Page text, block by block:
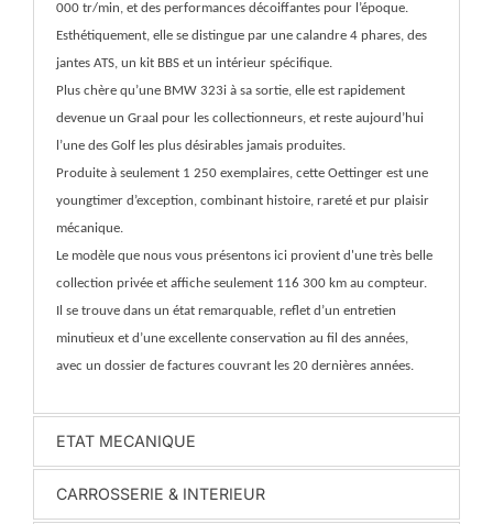
000 tr/min, et des performances décoiffantes pour l’époque.
Esthétiquement, elle se distingue par une calandre 4 phares, des
jantes ATS, un kit BBS et un intérieur spécifique.
Plus chère qu’une BMW 323i à sa sortie, elle est rapidement
devenue un Graal pour les collectionneurs, et reste aujourd’hui
l’une des Golf les plus désirables jamais produites.
Produite à seulement 1 250 exemplaires, cette Oettinger est une
youngtimer d’exception, combinant histoire, rareté et pur plaisir
mécanique.
Le modèle que nous vous présentons ici provient d'une très belle
collection privée et affiche seulement 116 300 km au compteur.
Il se trouve dans un état remarquable, reflet d’un entretien
minutieux et d’une excellente conservation au fil des années,
avec un dossier de factures couvrant les 20 dernières années.
ETAT MECANIQUE
CARROSSERIE & INTERIEUR